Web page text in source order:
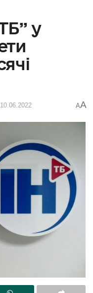
у
10.06.2022 AA